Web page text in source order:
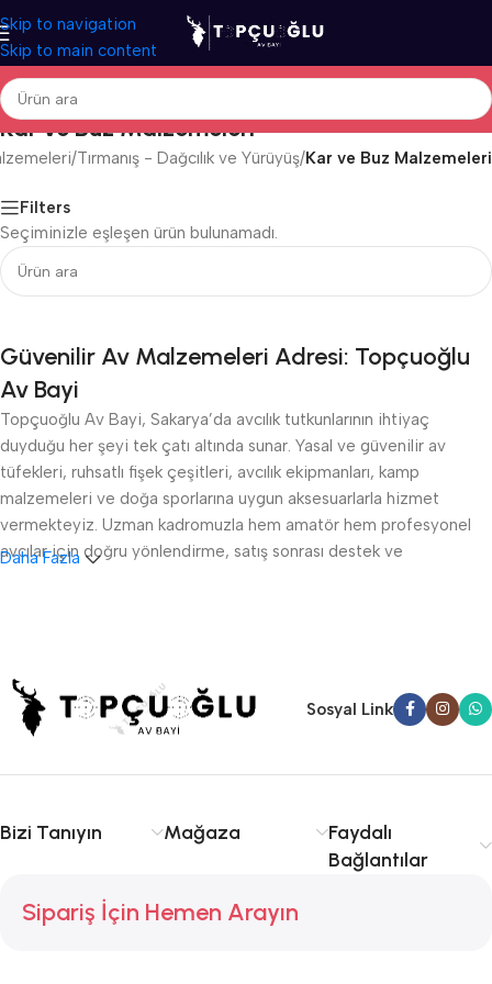
Skip to navigation
Skip to main content
Kar ve Buz Malzemeleri
/Tırmanış - Dağcılık ve Yürüyüş/Kar ve Buz Malzemeleri
Filters
Seçiminizle eşleşen ürün bulunamadı.
Güvenilir Av Malzemeleri Adresi: Topçuoğlu
Av Bayi
Topçuoğlu Av Bayi, Sakarya’da avcılık tutkunlarının ihtiyaç
duyduğu her şeyi tek çatı altında sunar. Yasal ve güvenilir av
tüfekleri, ruhsatlı fişek çeşitleri, avcılık ekipmanları, kamp
malzemeleri ve doğa sporlarına uygun aksesuarlarla hizmet
vermekteyiz. Uzman kadromuzla hem amatör hem profesyonel
avcılar için doğru yönlendirme, satış sonrası destek ve
sunuyoruz. Avcılıkta kalite, güvenlik ve deneyim için Topçuoğlu
Av sizinle!
Daha Fazla
Sosyal Link
Bizi Tanıyın Mağaza
Faydalı
Bağlantılar
Sipariş İçin Hemen Arayın